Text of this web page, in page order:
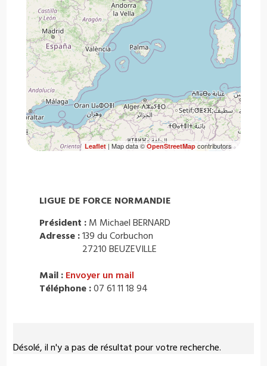
Désolé, il n'y a pas de résultat pour votre recherche.
Leaflet| Map data ©OpenStreetMapcontributors
LIGUE DE FORCE NORMANDIE
Président : M Michael BERNARD
Adresse :139 du Corbuchon
27210 BEUZEVILLE
Mail : Envoyer un mail
Téléphone :07 61 11 18 94